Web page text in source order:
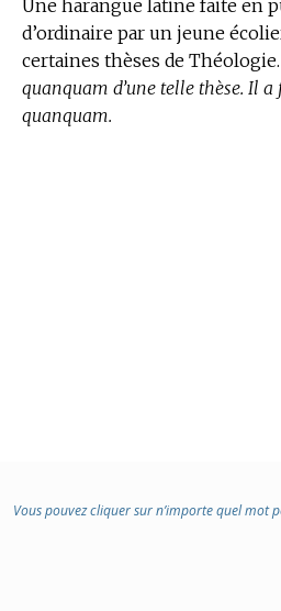
Une harangue latine faite en
d’ordinaire par un jeune
certaines thèses de Théologie.
quanquam d’une telle thèse. Il
quanquam.
Vous pouvez cliquer sur n’importe quel mot